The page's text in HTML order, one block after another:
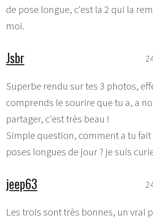
de pose longue, c'est la 2 qui la
moi.
Jsbr
Superbe rendu sur tes 3 photos,
comprends le sourire que tu a, a
partager, c'est très beau !
Simple question, comment a tu
poses longues de jour ? je suis
jeep63
Les trois sont très bonnes, un vrai